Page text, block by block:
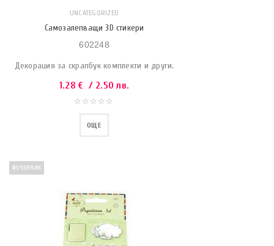
UNCATEGORIZED
Самозалепващи 3D стикери
602248
Декорация за скрапбук комплекти и други.
1.28€ / 2.50 лв.
ОЩЕ
ИЗЧЕРПАН